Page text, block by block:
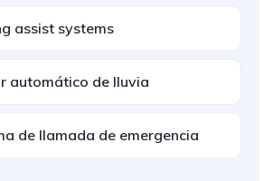
assist systems
automático de lluvia
de llamada de emergencia